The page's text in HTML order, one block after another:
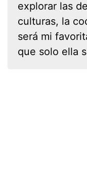
explorar las
culturas, la
será mi
que solo ella